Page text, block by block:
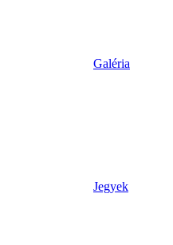
Galéria
Jegyek